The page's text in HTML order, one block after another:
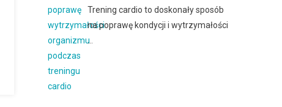
Trening cardio to doskonały sposób
na poprawę kondycji i wytrzymałości
…